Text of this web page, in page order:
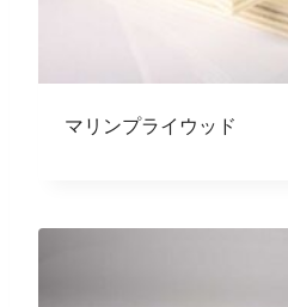
マリンプライウッド